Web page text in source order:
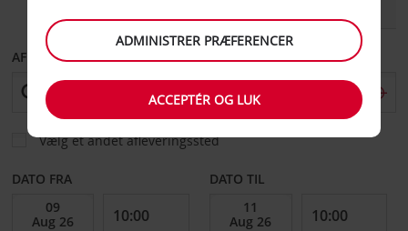
AFHENT FRA
Vælg et andet afleveringssted
DATO FRA DATO TIL
ADMINISTRER PRÆFERENCER
ACCEPTÉR OG LUK